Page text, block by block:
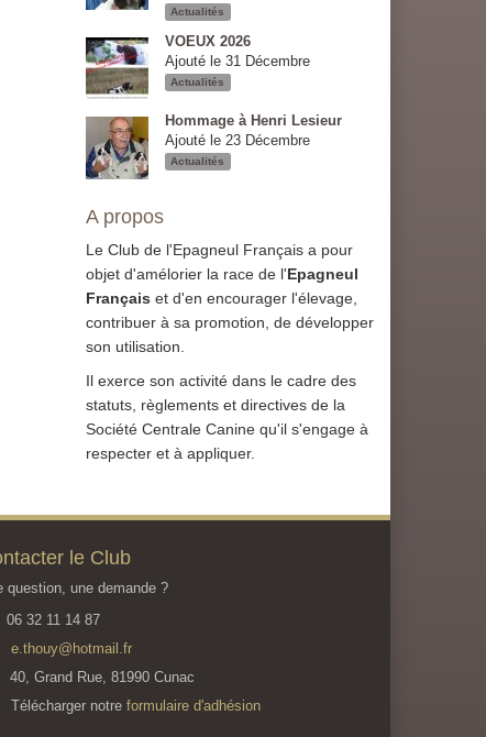
Actualités
VOEUX 2026
Ajouté le 31 Décembre
Actualités
Hommage à Henri Lesieur
Ajouté le 23 Décembre
Actualités
A propos
Le Club de l'Epagneul Français a pour
objet d'amélorier la race de l'Epagneul
Français et d'en encourager l'élevage,
contribuer à sa promotion, de développer
son utilisation.
Il exerce son activité dans le cadre des
statuts, règlements et directives de la
Société Centrale Canine qu'il s'engage à
respecter et à appliquer.
le Club
question, une demande ?
06 32 11 14 87
e.thouy@hotmail.fr
40, Grand Rue, 81990 Cunac
Télécharger notre formulaire d'adhésion